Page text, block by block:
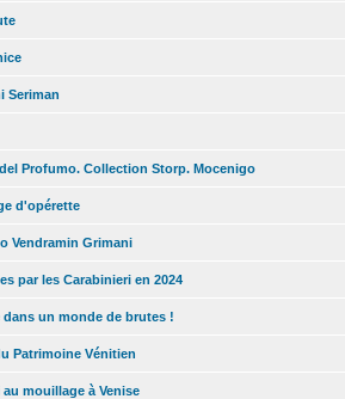
Seriman
Profumo. Collection Storp. Mocenigo
d'opérette
Vendramin Grimani
par les Carabinieri en 2024
un monde de brutes !
Patrimoine Vénitien
mouillage à Venise